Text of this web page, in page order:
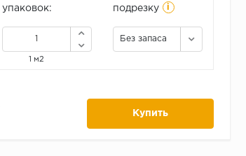
упаковок:
1 м2
подрезку
i
Без запаса
Купить